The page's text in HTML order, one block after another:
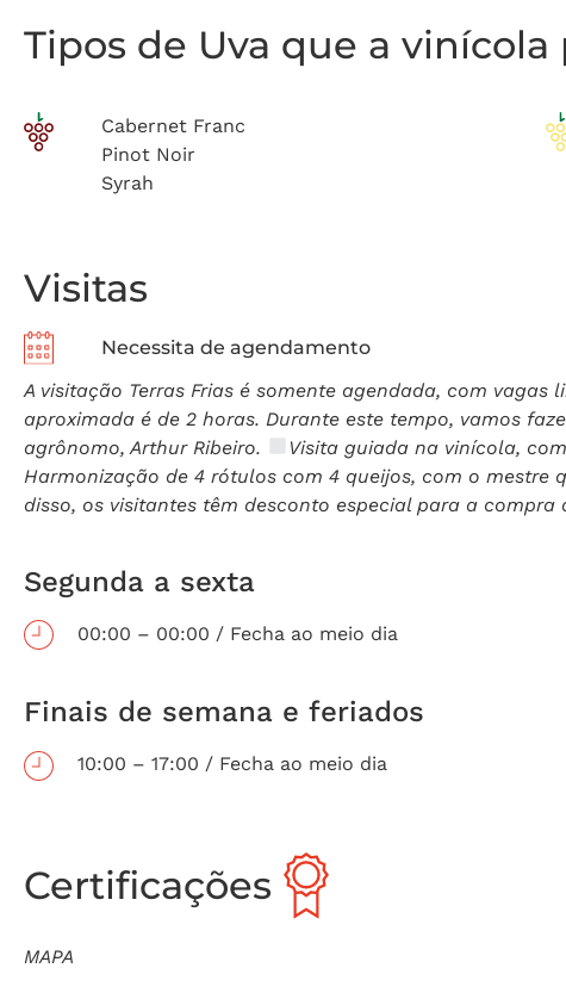
Tipos de Uva que a vinícola
Cabernet Franc
Pinot Noir
Syrah
Visitas
Necessita de agendamento
A visitação Terras Frias é somente agendada, com
aproximada é de 2 horas. Durante este tempo, vamos
agrônomo, Arthur Ribeiro.
Visita guiada na vinícola,
Harmonização de 4 rótulos com 4 queijos, com o mestre
disso, os visitantes têm desconto especial para a compra
Segunda a sexta
00:00 – 00:00 / Fecha ao meio dia
Finais de semana e feriados
10:00 – 17:00 / Fecha ao meio dia
Certificações
MAPA